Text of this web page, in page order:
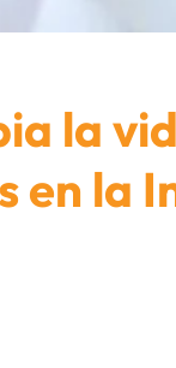
la
en la